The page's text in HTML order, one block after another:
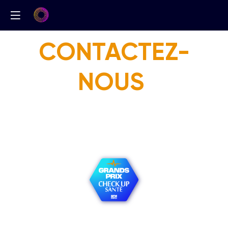
CONTACTEZ-
NOUS